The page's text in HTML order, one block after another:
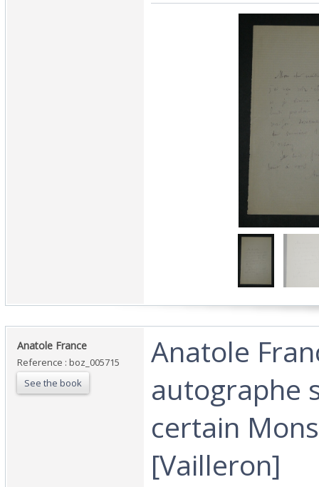
‎Anatole France‎
Reference : boz_005715
See the book
‎Anatole
autographe
certain
[Vailleron]‎